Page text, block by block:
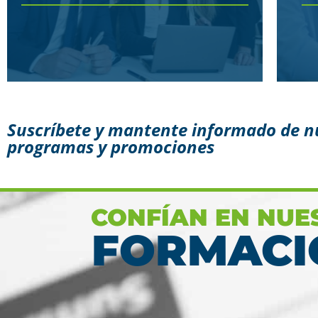
Conoce aquí las razones
Ver más
Suscríbete y mantente informado de
programas y promociones
CONFÍAN EN